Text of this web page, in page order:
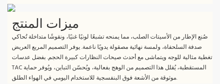
ميزات المنتج
صُنع الإطار من الأسيتات الصلب، مما يمنحه تشبعًا لونيًا غنيًا، ونقوشًا متداخلة تُحاكي
صدفة السلحفاة، ولمسة نهائية مصقولة يدويًا ناعمة. يوفر التصميم المربع العريض
تغطية مثالية للوجه ويتماشى مع أحدث صيحات النظارات كبيرة الحجم. بفضل عدسات
TAC المستقطبة، يُقلل هذا التصميم من الوهج بفعالية، ويُحسّن التباين، ويُوفر حماية
موثوقة من الأشعة فوق البنفسجية للاستخدام اليومي في الهواء الطلق.